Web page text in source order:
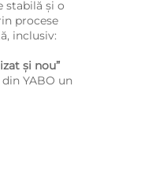
stabilă și o
procese
inclusiv:
și nou”
YABO un